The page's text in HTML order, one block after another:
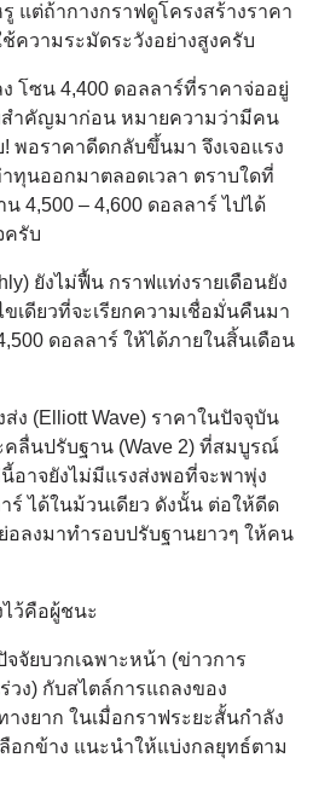
แต่ถ้ากางกราฟดูโครงสร้างราคา
วามระมัดระวังอย่างสูงครับ
โซน 4,400 ดอลลาร์ที่ราคาจ่ออยู่
สำคัญมาก่อน หมายความว่ามีคน
พอราคาดีดกลับขึ้นมา จึงเจอแรง
ทุนออกมาตลอดเวลา ตราบใดที่
4,500 – 4,600 ดอลลาร์ ไปได้
ครับ
ยังไม่ฟื้น กราฟแท่งรายเดือนยัง
ขเดียวที่จะเรียกความเชื่อมั่นคืนมา
ดอลลาร์ ให้ได้ภายในสิ้นเดือน
ง (Elliott Wave) ราคาในปัจจุบัน
ลื่นปรับฐาน (Wave 2) ที่สมบูรณ์
อาจยังไม่มีแรงส่งพอที่จะพาพุ่ง
ร์ ได้ในม้วนเดียว ดังนั้น ต่อให้ดีด
ลงมาทำรอบปรับฐานยาวๆ ให้คน
ว้คือผู้ชนะ
จัยบวกเฉพาะหน้า (ข่าวการ
วง) กับสไตล์การแถลงของ
งยาก ในเมื่อกราฟระยะสั้นกำลัง
อกข้าง แนะนำให้แบ่งกลยุทธ์ตาม